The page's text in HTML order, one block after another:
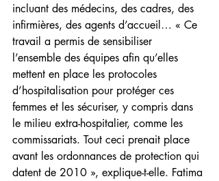
incluant des médecins, des cadres, des
infirmières, des agents d’accueil… « Ce
travail a permis de sensibiliser
l’ensemble des équipes afin qu’elles
mettent en place les protocoles
d’hospitalisation pour protéger ces
femmes et les sécuriser, y compris dans
le milieu extra-hospitalier, comme les
commissariats. Tout ceci prenait place
avant les ordonnances de protection qui
datent de 2010 », explique-t-elle. Fatima